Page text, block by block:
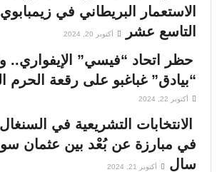
الاستعمار البريطاني في
التاسع عشر
أكتوبر 20, 2024
حظر اتحاد “فيسي” الإيفواري..
“بيادق” غباغبو على رقعة الحرم
أكتوبر 22, 2024
الانتخابات التشريعية في
في مبارزة عن بُعْد بين عثمان
سال
أكتوبر 21, 2024